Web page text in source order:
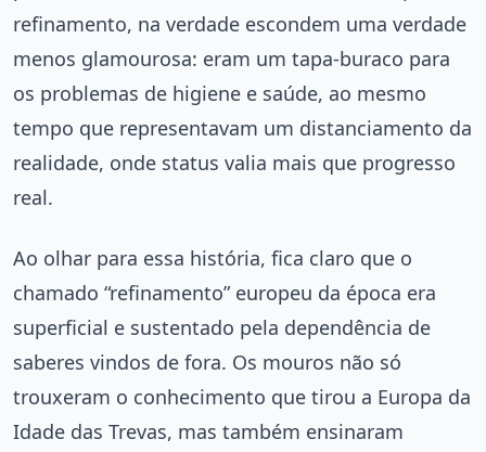
refinamento, na verdade escondem uma verdade
menos glamourosa: eram um tapa-buraco para
os problemas de higiene e saúde, ao mesmo
tempo que representavam um distanciamento da
realidade, onde status valia mais que progresso
real.
Ao olhar para essa história, fica claro que o
chamado “refinamento” europeu da época era
superficial e sustentado pela dependência de
saberes vindos de fora. Os mouros não só
trouxeram o conhecimento que tirou a Europa da
Idade das Trevas, mas também ensinaram